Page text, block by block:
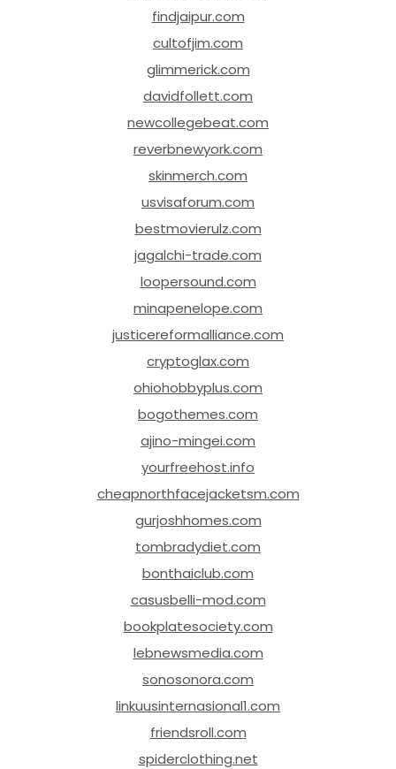
findjaipur.com
cultofjim.com
glimmerick.com
davidfollett.com
newcollegebeat.com
reverbnewyork.com
skinmerch.com
usvisaforum.com
bestmovierulz.com
jagalchi-trade.com
loopersound.com
minapenelope.com
justicereformalliance.com
cryptoglax.com
ohiohobbyplus.com
bogothemes.com
ajino-mingei.com
yourfreehost.info
cheapnorthfacejacketsm.com
gurjoshhomes.com
tombradydiet.com
bonthaiclub.com
casusbelli-mod.com
bookplatesociety.com
lebnewsmedia.com
sonosonora.com
linkuusinternasional1.com
friendsroll.com
spiderclothing.net